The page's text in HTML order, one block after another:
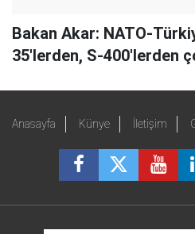
Bakan Akar: NATO-
35'lerden, S-400'lerden
Anasayfa Künye İletişim